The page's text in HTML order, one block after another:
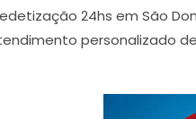
24hs em São
personalizado